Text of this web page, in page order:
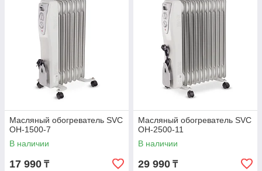
Масляный обогреватель SVC
OH-1500-7
В наличии
17 990 ₸
Масляный обогреватель SVC
OH-2500-11
В наличии
29 990 ₸